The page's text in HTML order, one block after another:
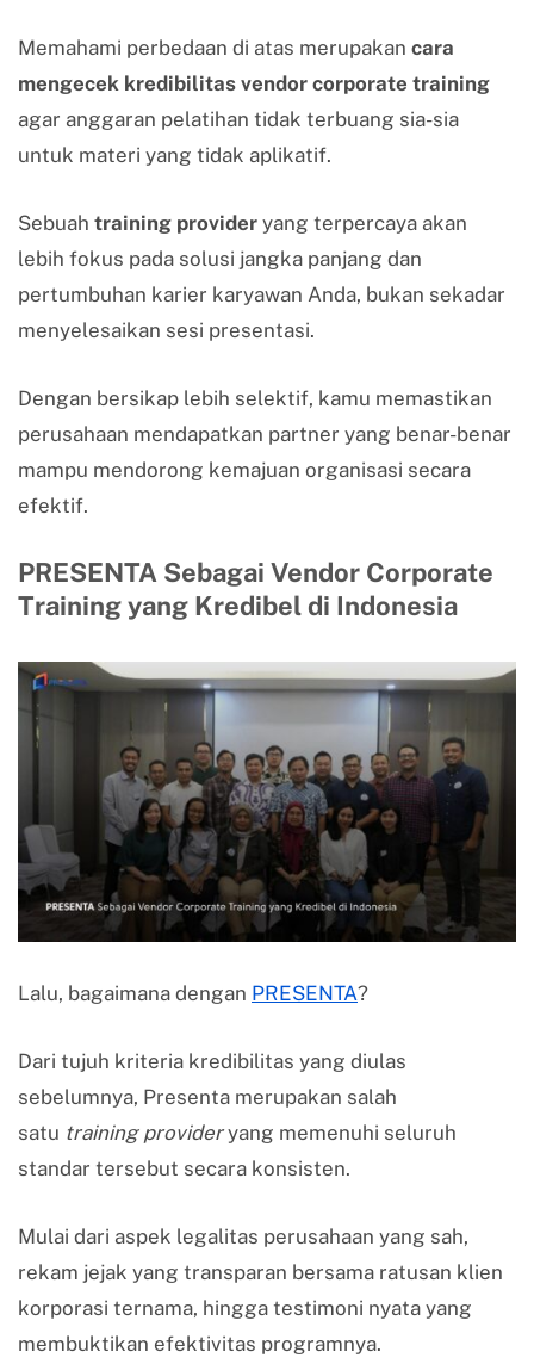
Memahami perbedaan di atas merupakan cara
mengecek kredibilitas vendor corporate training
agar anggaran pelatihan tidak terbuang sia-sia
untuk materi yang tidak aplikatif.
Sebuah training provider yang terpercaya akan
lebih fokus pada solusi jangka panjang dan
pertumbuhan karier karyawan Anda, bukan sekadar
menyelesaikan sesi presentasi.
Dengan bersikap lebih selektif, kamu memastikan
perusahaan mendapatkan partner yang benar-benar
mampu mendorong kemajuan organisasi secara
efektif.
PRESENTA Sebagai Vendor Corporate
Training yang Kredibel di Indonesia
Lalu, bagaimana dengan PRESENTA?
Dari tujuh kriteria kredibilitas yang diulas
sebelumnya, Presenta merupakan salah
satu training provideryang memenuhi seluruh
standar tersebut secara konsisten.
Mulai dari aspek legalitas perusahaan yang sah,
rekam jejak yang transparan bersama ratusan klien
korporasi ternama, hingga testimoni nyata yang
membuktikan efektivitas programnya.